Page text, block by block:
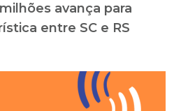
avança para
entre SC e RS